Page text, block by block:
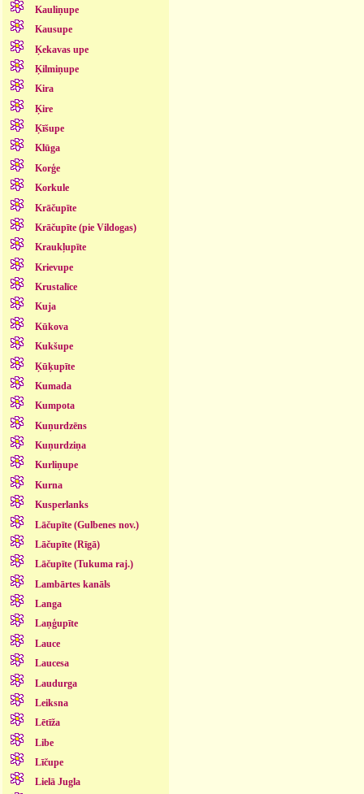
Kauliņupe
Kausupe
Ķekavas upe
Ķilmiņupe
Kira
Ķire
Ķīšupe
Klūga
Korģe
Korkule
Krāčupīte
Krāčupīte (pie Vildogas)
Kraukļupīte
Krievupe
Krustalīce
Kuja
Kūkova
Kukšupe
Ķūķupīte
Kumada
Kumpota
Kuņurdzēns
Kuņurdziņa
Kurliņupe
Kurna
Kusperlanks
Lāčupīte (Gulbenes nov.)
Lāčupīte (Rīgā)
Lāčupīte (Tukuma raj.)
Lambārtes kanāls
Langa
Laņģupīte
Lauce
Laucesa
Laudurga
Leiksna
Lētīža
Libe
Līčupe
Lielā Jugla